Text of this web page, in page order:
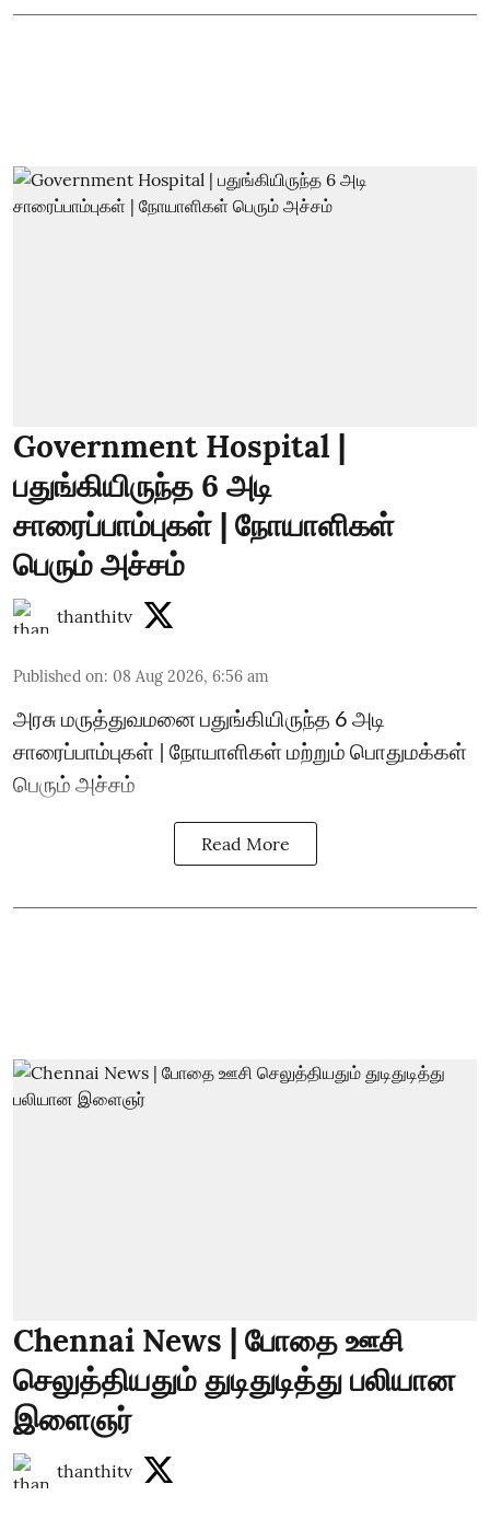
Government Hospital |
பதுங்கியிருந்த 6 அடி
சாரைப்பாம்புகள் | நோயாளிகள்
பெரும் அச்சம்
thanthitv
Published on: 08 Aug 2026, 6:56 am
அரசு மருத்துவமனை பதுங்கியிருந்த 6 அடி
சாரைப்பாம்புகள் | நோயாளிகள் மற்றும் பொதுமக்கள்
பெரும் அச்சம்
Read More
Chennai News | போதை ஊசி
செலுத்தியதும் துடிதுடித்து பலியான
இளைஞர்
thanthitv